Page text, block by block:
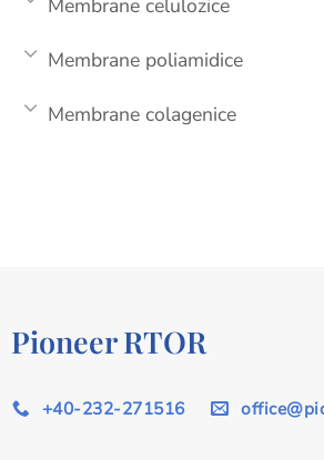
Membrane poliamidice
Membrane colagenice
Pioneer RTOR
+40-232-271516